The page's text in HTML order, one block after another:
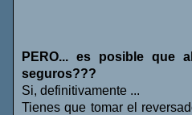
PERO... es posible que
seguros???
Si, definitivamente ...
Tienes que tomar el